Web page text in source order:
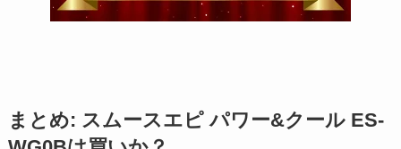
まとめ: スムースエピ パワー&クール ES-